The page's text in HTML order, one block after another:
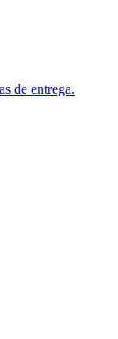
de entrega.